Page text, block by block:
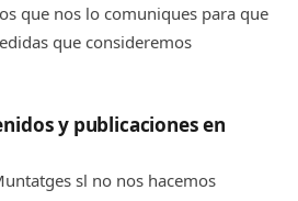
que nos lo comuniques para que
que consideremos
y publicaciones en
sl no nos hacemos